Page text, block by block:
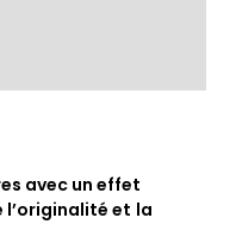
avec un effet
l’originalité et la